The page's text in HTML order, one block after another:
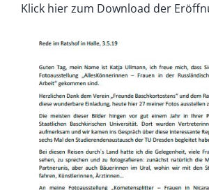
Klick hier zum Download der